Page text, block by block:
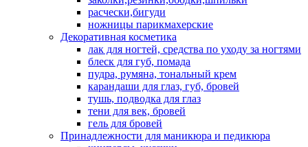
расчески,бигуди
ножницы парикмахерские
Декоративная косметика
лак для ногтей, средства по уходу за ногтями
блеск для губ, помада
пудра, румяна, тональный крем
карандаши для глаз, губ, бровей
тушь, подводка для глаз
тени для век, бровей
гель для бровей
Принадлежности для маникюра и педикюра